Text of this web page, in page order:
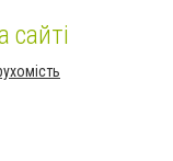
сайті